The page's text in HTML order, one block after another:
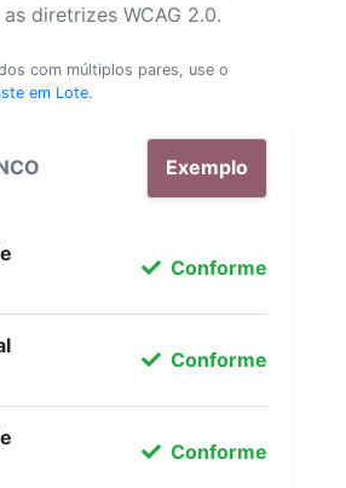
diretrizes WCAG 2.0.
com múltiplos pares, use o
em Lote.
Exemplo
Conforme
Conforme
Conforme